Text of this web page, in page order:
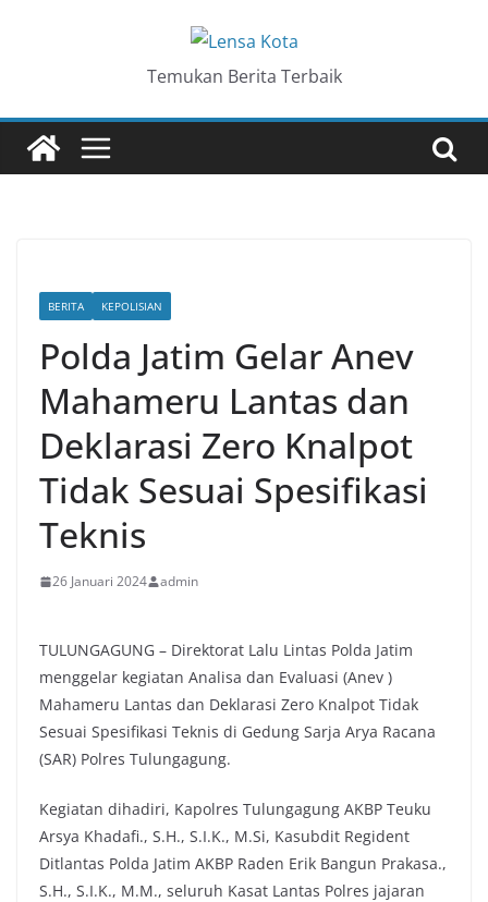
Temukan Berita Terbaik
BERITA KEPOLISIAN
Polda Jatim Gelar Anev
Mahameru Lantas dan
Deklarasi Zero Knalpot
Tidak Sesuai Spesifikasi
Teknis
26 Januari 2024 admin
TULUNGAGUNG – Direktorat Lalu Lintas Polda Jatim
menggelar kegiatan Analisa dan Evaluasi (Anev )
Mahameru Lantas dan Deklarasi Zero Knalpot Tidak
Sesuai Spesifikasi Teknis di Gedung Sarja Arya Racana
(SAR) Polres Tulungagung.
Kegiatan dihadiri, Kapolres Tulungagung AKBP Teuku
Arsya Khadafi., S.H., S.I.K., M.Si, Kasubdit Regident
Ditlantas Polda Jatim AKBP Raden Erik Bangun Prakasa.,
S.H., S.I.K., M.M., seluruh Kasat Lantas Polres jajaran